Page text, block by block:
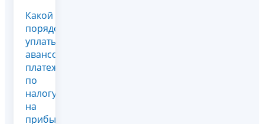
Какой
порядок
уплаты
авансовых
платежей
по
налогу
на
прибыль